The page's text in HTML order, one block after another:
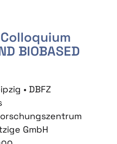
BIOBASED
• DBFZ
GmbH